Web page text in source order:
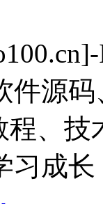
件源
程、
习成长